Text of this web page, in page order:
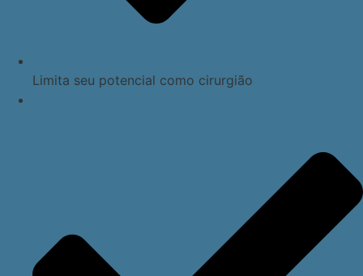
Limita seu potencial como cirurgião